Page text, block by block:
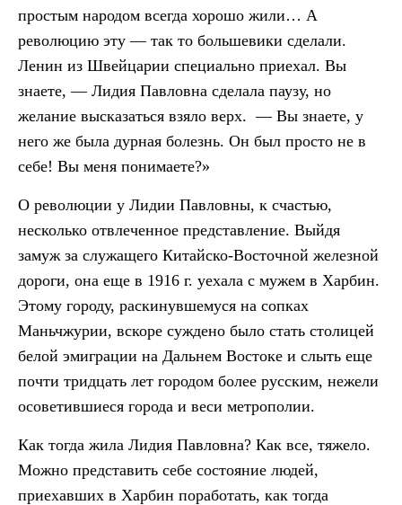
простым народом всегда хорошо жили… А
революцию эту — так то большевики сделали.
Ленин из Швейцарии специально приехал. Вы
знаете, — Лидия Павловна сделала паузу, но
желание высказаться взяло верх. — Вы знаете, у
него же была дурная болезнь. Он был просто не в
себе! Вы меня понимаете?»
О революции у Лидии Павловны, к счастью,
несколько отвлеченное представление. Выйдя
замуж за служащего Китайско-Восточной железной
дороги, она еще в 1916 г. уехала с мужем в Харбин.
Этому городу, раскинувшемуся на сопках
Маньчжурии, вскоре суждено было стать столицей
белой эмиграции на Дальнем Востоке и слыть еще
почти тридцать лет городом более русским, нежели
осоветившиеся города и веси метрополии.
Как тогда жила Лидия Павловна? Как все, тяжело.
Можно представить себе состояние людей,
приехавших в Харбин поработать, как тогда